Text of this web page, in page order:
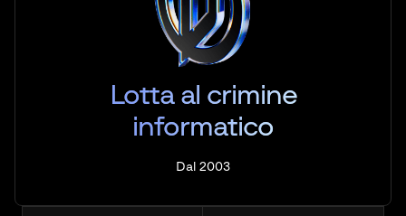
Lotta al crimine
informatico
Dal 2003